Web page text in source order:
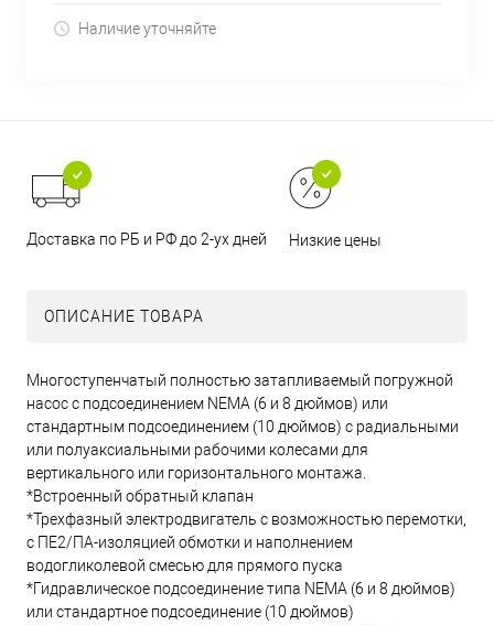
Наличие уточняйте
Доставка по РБ и РФ до 2-ух дней Низкие цены
ОПИСАНИЕ ТОВАРА
Многоступенчатый полностью затапливаемый погружной
насос с подсоединением NEMA (6 и 8 дюймов) или
стандартным подсоединением (10 дюймов) с радиальными
или полуаксиальными рабочими колесами для
вертикального или горизонтального монтажа.
*Встроенный обратный клапан
*Трехфазный электродвигатель с возможностью перемотки,
с ПЕ2/ПА-изоляцией обмотки и наполнением
водогликолевой смесью для прямого пуска
*Гидравлическое подсоединение типа NEMA (6 и 8 дюймов)
или стандартное подсоединение (10 дюймов)